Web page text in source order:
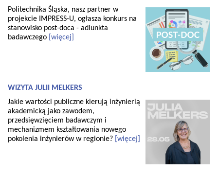
Politechnika Śląska, nasz partner w
projekcie IMPRESS-U, ogłasza konkurs na
stanowisko post-doca - adiunkta
badawczego [więcej]
WIZYTA JULII MELKERS
Jakie wartości publiczne kierują inżynierią
akademicką jako zawodem,
przedsięwzięciem badawczym i
mechanizmem kształtowania nowego
pokolenia inżynierów w regionie? [więcej]